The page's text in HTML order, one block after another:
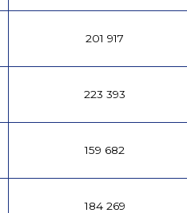
201 917
223 393
159 682
184 269